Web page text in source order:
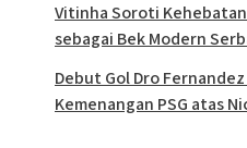
Vitinha Soroti
sebagai Bek Modern
Debut Gol Dro
Kemenangan PSG atas